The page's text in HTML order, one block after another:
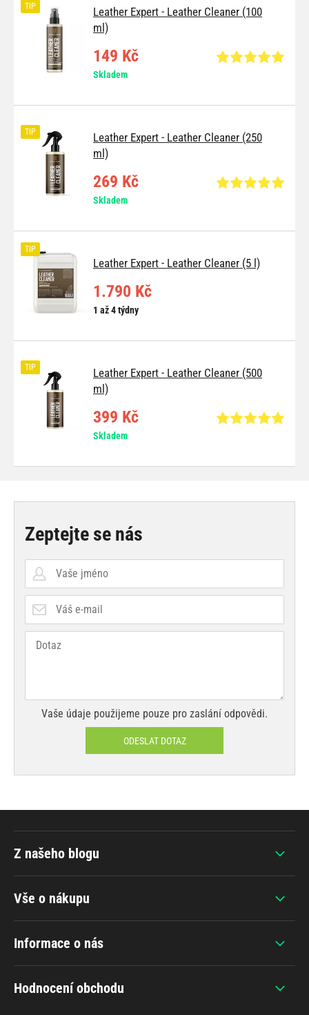
Leather Expert - Leather Cleaner (100
ml)
TIP
149 Kč
Skladem
Leather Expert - Leather Cleaner (250
ml)
TIP
269 Kč
Skladem
Leather Expert - Leather Cleaner (5 l)
TIP
1.790 Kč
1 až 4 týdny
Leather Expert - Leather Cleaner (500
ml)
TIP
399 Kč
Skladem
Zeptejte se nás
Vaše údaje použijeme pouze pro zaslání odpovědi.
ODESLAT DOTAZ
Vše o nákupu
Informace o nás
Hodnocení obchodu
Z našeho blogu